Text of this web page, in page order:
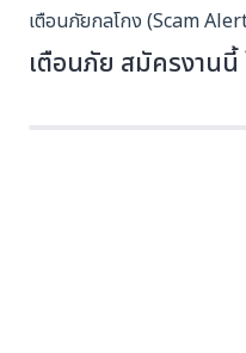
เตือนภัยกลโกง (Scam
เตือนภัย สมัครงานนี้